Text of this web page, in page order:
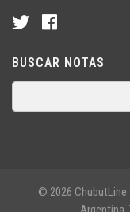
BUSCAR NOTAS
© 2026 ChubutLine